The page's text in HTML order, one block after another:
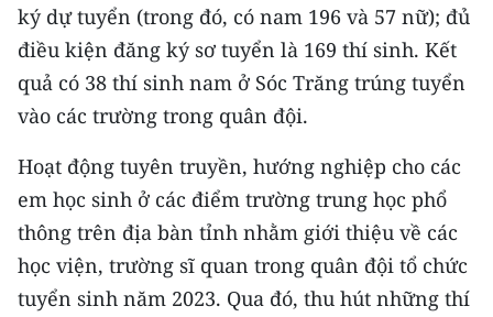
Infographic
TIN MỚI
TIN ĐỊA PHƯƠNG
Trung du và miền núi phía Bắc
Đồng bằng sông Hồng
Bắc Trung Bộ
ký dự tuyển (trong đó, có nam 196 và 57 nữ); đủ
điều kiện đăng ký sơ tuyển là 169 thí sinh. Kết
quả có 38 thí sinh nam ở Sóc Trăng trúng tuyển
vào các trường trong quân đội.
Hoạt động tuyên truyền, hướng nghiệp cho các
em học sinh ở các điểm trường trung học phổ
thông trên địa bàn tỉnh nhằm giới thiệu về các
học viện, trường sĩ quan trong quân đội tổ chức
tuyển sinh năm 2023. Qua đó, thu hút những thí